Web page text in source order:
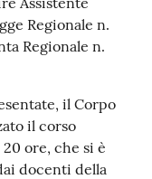
Regionale n.
Regionale n.
il Corpo
il corso
ore, che si è
docenti della